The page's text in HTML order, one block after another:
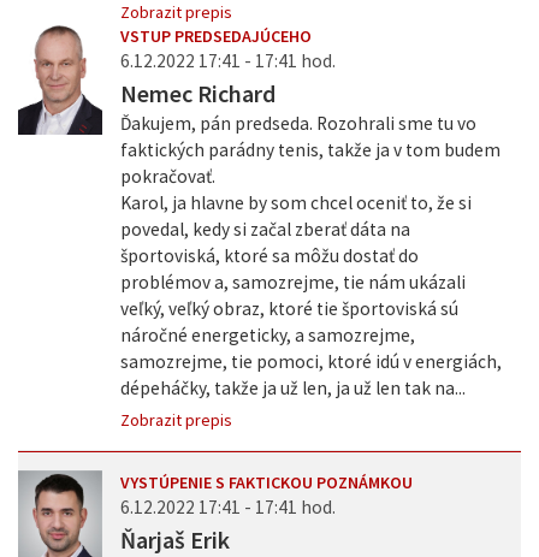
Zobrazit prepis
VSTUP PREDSEDAJÚCEHO
6.12.2022 17:41 - 17:41 hod.
Nemec Richard
Ďakujem, pán predseda. Rozohrali sme tu vo
faktických parádny tenis, takže ja v tom budem
pokračovať.
Karol, ja hlavne by som chcel oceniť to, že si
povedal, kedy si začal zberať dáta na
športoviská, ktoré sa môžu dostať do
problémov a, samozrejme, tie nám ukázali
veľký, veľký obraz, ktoré tie športoviská sú
náročné energeticky, a samozrejme,
samozrejme, tie pomoci, ktoré idú v energiách,
dépeháčky, takže ja už len, ja už len tak na...
Zobrazit prepis
VYSTÚPENIE S FAKTICKOU POZNÁMKOU
6.12.2022 17:41 - 17:41 hod.
Ňarjaš Erik